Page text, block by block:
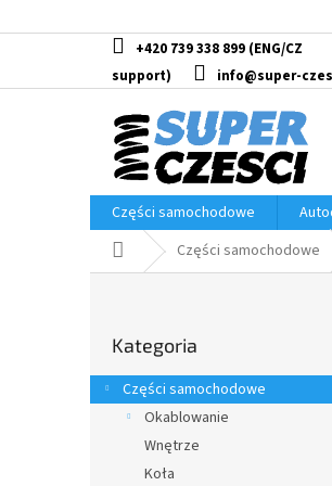
do
+420 739 338 899
info@super-
Części samochodowe
Home Części samochodowe
k
b
kategorie
Kategoria
Części samochodowe
Okablowanie
Wnętrze
Koła